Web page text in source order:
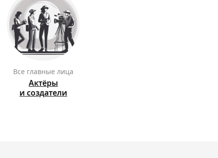
Все главные лица
Актёры
и создатели